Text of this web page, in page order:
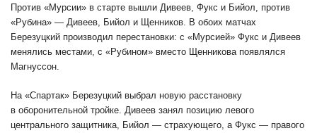
Против «Мурсии» в старте вышли Дивеев, Фукс и Бийол, против
«Рубина» — Дивеев, Бийол и Щенников. В обоих матчах
Березуцкий производил перестановки: с «Мурсией» Фукс и Дивеев
менялись местами, с «Рубином» вместо Щенникова появлялся
Магнуссон.
На «Спартак» Березуцкий выбрал новую расстановку
в оборонительной тройке. Дивеев занял позицию левого
центрального защитника, Бийол — страхующего, а Фукс — правого